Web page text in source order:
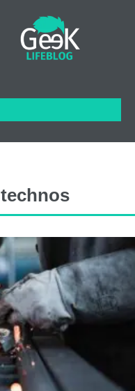
technos